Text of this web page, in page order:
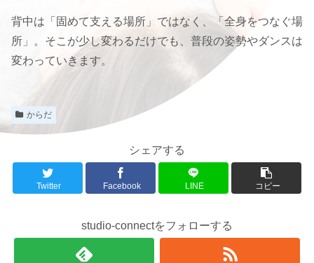
背中は「固めて支える場所」ではなく、「全身をつなぐ場
所」。そこが少し変わるだけでも、普段の姿勢やダンスは
変わっていきます。
からだ
シェアする
Twitter Facebook LINE コピー
studio-connectをフォローする